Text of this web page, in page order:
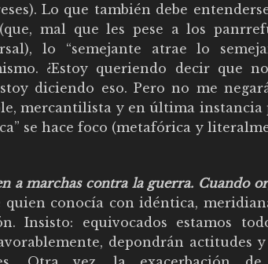
Lo que también debe
mal que les pese a los
lo “semejante atrae lo
¿Estoy queriendo decir que
diciendo eso. Pero no me
mercantilista y en última instancia
se hace foco (metafórica y
a marchas contra la guerra. Cuando
conocía con idéntica,
Insisto: equivocados estamos
depondrán actitudes